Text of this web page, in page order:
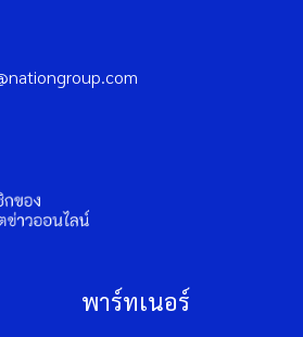
พาร์ทเนอร์